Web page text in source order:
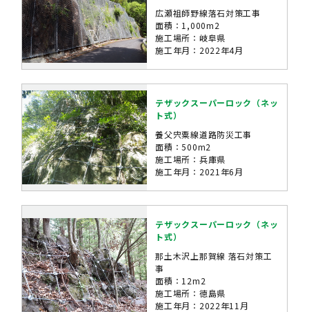
広瀬祖師野線落石対策工事
面積：1,000m2
施工場所：岐阜県
施工年月：2022年4月
テザックスーパーロック（ネッ
ト式）
養父宍粟線道路防災工事
面積：500m2
施工場所：兵庫県
施工年月：2021年6月
テザックスーパーロック（ネッ
ト式）
那土木沢上那賀線 落石対策工
事
面積：12m2
施工場所：徳島県
施工年月：2022年11月